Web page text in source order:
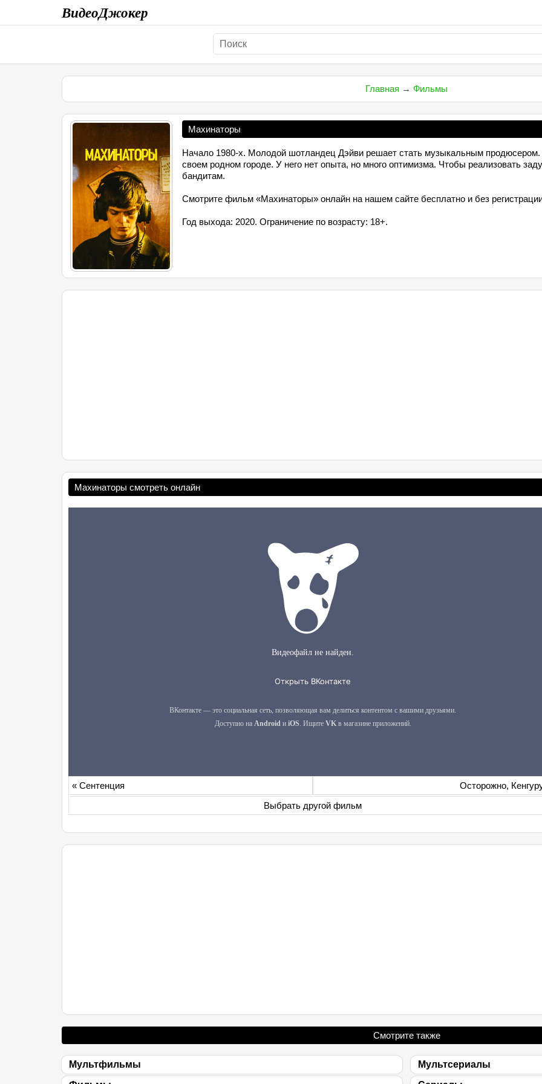
ВидеоДжокер
Главная → Фильмы
Махинаторы
Начало 1980-х. Молодой шотландец Дэйви решает стать музыкальным продюсером.
своем родном городе. У него нет опыта, но много оптимизма. Чтобы реализовать
бандитам.
Смотрите фильм «Махинаторы» онлайн на нашем сайте бесплатно и без
Год выхода: 2020. Ограничение по возрасту: 18+.
Махинаторы смотреть онлайн
« Сентенция
Осторожно,
Выбрать другой фильм
Смотрите также
Мультфильмы
Мультсериалы